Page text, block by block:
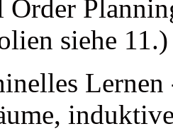
Order
siehe 11.)